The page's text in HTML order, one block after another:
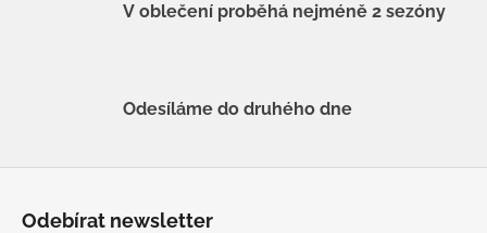
V oblečení proběhá nejméně 2 sezóny
Odesíláme do druhého dne
Odebírat newsletter